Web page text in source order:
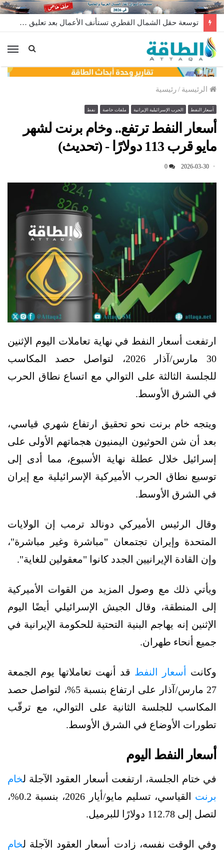
توسعة حقل الشمال القطري تستأنف الأعمال بعد تعليق مؤقت
الرئيسية /رئيسية
أسعار النفط الحرب الإسرائيلية الإيرانية ملفات خاصة نفط
أسعار النفط ترتفع.. وخام برنت لشهر
مايو قرب 113 دولارًا - (تحديث)
2026-03-30
0
ارتفعت أسعار النفط في نهاية تعاملات اليوم الإثنين
30 مارس/آذار 2026، لتواصل حصد المكاسب
للجلسة الثالثة على التوالي مع اتساع نطاق الحرب
في الشرق الأوسط.
ويتجه خام برنت نحو تحقيق ارتفاع شهري قياسي،
بعد أن شن الحوثيون اليمنيون هجماتهم الأولى على
إسرائيل خلال عطلة نهاية الأسبوع، مما أدى إلى
توسيع نطاق الحرب الأميركية الإسرائيلية مع إيران
في الشرق الأوسط.
وقال الرئيس الأميركي دونالد ترمب إن الولايات
المتحدة وإيران تجتمعان "مباشرة وغير مباشرة"،
وإن القادة الإيرانيين الجدد كانوا "معقولين للغاية".
ويأتي ذلك مع وصول المزيد من القوات الأميركية
إلى المنطقة، وقال الجيش الإسرائيلي أيضًا اليوم
الإثنين إنه يهاجم البنية التحتية للحكومة الإيرانية في
جميع أنحاء طهران.
وكانت أسعار النفط قد أنهت تعاملاتها يوم الجمعة
27 مارس/آذار على ارتفاع بنسبة 5%، لتواصل حصد
المكاسب للجلسة الثانية على التوالي، مع ترقّب
تطورات الأوضاع في الشرق الأوسط.
أسعار النفط اليوم
في ختام الجلسة، ارتفعت أسعار العقود الآجلة لخام
برنت
القياسي، تسليم مايو/أيار 2026، بنسبة 0.2%،
لتصل إلى 112.78 دولارًا للبرميل.
وفي الوقت نفسه، زادت أسعار العقود الآجلة لخام